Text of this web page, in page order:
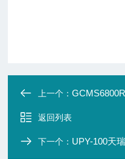
上一个：
返回列表
下一个： UPY-100天